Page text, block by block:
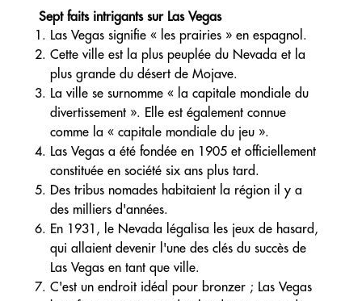
Sept faits intrigants sur Las Vegas
Las Vegas signifie « les prairies » en espagnol.
Cette ville est la plus peuplée du Nevada et la
plus grande du désert de Mojave.
La ville se surnomme « la capitale mondiale du
divertissement ». Elle est également connue
comme la « capitale mondiale du jeu ».
Las Vegas a été fondée en 1905 et officiellement
constituée en société six ans plus tard.
Des tribus nomades habitaient la région il y a
des milliers d'années.
En 1931, le Nevada légalisa les jeux de hasard,
qui allaient devenir l'une des clés du succès de
Las Vegas en tant que ville.
C'est un endroit idéal pour bronzer ; Las Vegas